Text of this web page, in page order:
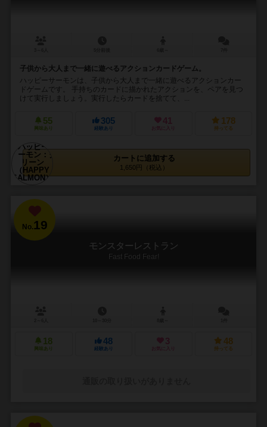
子供から大人まで一緒に遊べるアクションカードゲーム。
ハッピーサーモンは、子供から大人まで一緒に遊べるアクションカー
ドゲームです。 手持ちのカードに描かれたアクションを、ペアを見つ
けて実行しましょう。実行したらカードを捨てて、...
55
興味あり
305
経験あり
41
お気に入り
178
持ってる
カートに追加する
1,650円（税込）
No.19
モンスターレストラン
Fast Food Fear!
18
興味あり
48
経験あり
3
お気に入り
48
持ってる